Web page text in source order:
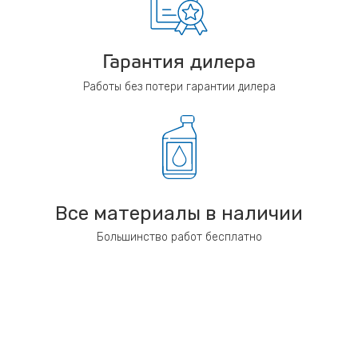
Гарантия дилера
Работы без потери гарантии дилера
Все материалы в наличии
Большинство работ бесплатно